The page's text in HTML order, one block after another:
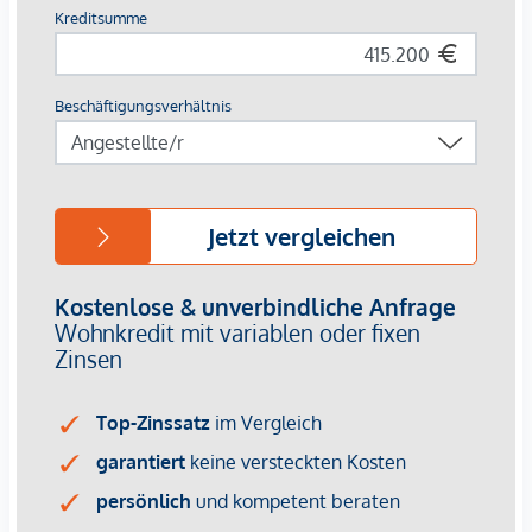
Lassen Sie sich von Grace verzaubern und finden Sie Ihr
Wir weisen darauf hin, dass zwischen dem Vermittler und
dem zu vermittelnden Dritten ein familiäres oder
wirtschaftliches Naheverhältnis besteht.
Der Vermittler ist als Doppelmakler tätig.
Infrastruktur / Entfernungen
Gesundheit
Arzt <250m
Klinik <750m
Krankenhaus <500m